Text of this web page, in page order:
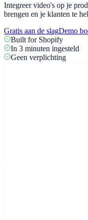
Integreer video's op je
brengen en je klanten te
Gratis aan de slagDemo
Built for Shopify
In 3 minuten ingesteld
Geen verplichting